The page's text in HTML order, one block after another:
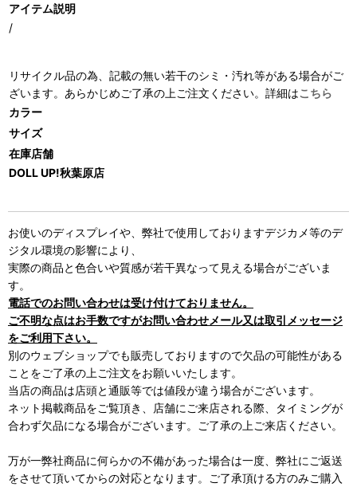
アイテム説明
/
リサイクル品の為、記載の無い若干のシミ・汚れ等がある場合がご
ざいます。あらかじめご了承の上ご注文ください。詳細はこちら
カラー
サイズ
在庫店舗
DOLL UP!秋葉原店
お使いのディスプレイや、弊社で使用しておりますデジカメ等のデ
ジタル環境の影響により、
実際の商品と色合いや質感が若干異なって見える場合がございま
す。
電話でのお問い合わせは受け付けておりません。
ご不明な点はお手数ですがお問い合わせメール又は取引メッセージ
をご利用下さい。
別のウェブショップでも販売しておりますので欠品の可能性がある
ことをご了承の上ご注文をお願いいたします。
当店の商品は店頭と通販等では値段が違う場合がございます。
ネット掲載商品をご覧頂き、店舗にご来店される際、タイミングが
合わず欠品になる場合がございます。ご了承の上ご来店ください。
万が一弊社商品に何らかの不備があった場合は一度、弊社にご返送
をさせて頂いてからの対応となります。ご了承頂ける方のみご購入